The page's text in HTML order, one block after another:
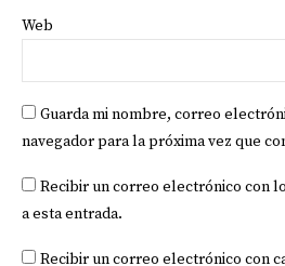
Web
Guarda mi nombre, correo
navegador para la próxima vez que
Recibir un correo electrónico con
a esta entrada.
Recibir un correo electrónico con